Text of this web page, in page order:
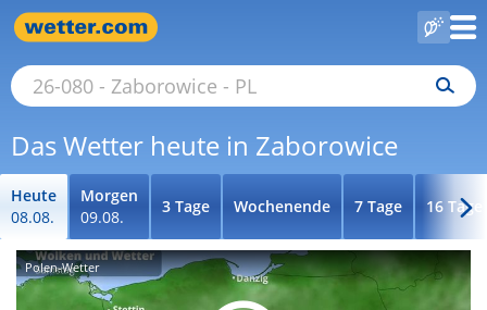
Das Wetter heute in Zaborowice
Heute
08.08.
Morgen
09.08.
3 Tage Wochenende 7 Tage 16 Tage
Polen-Wetter